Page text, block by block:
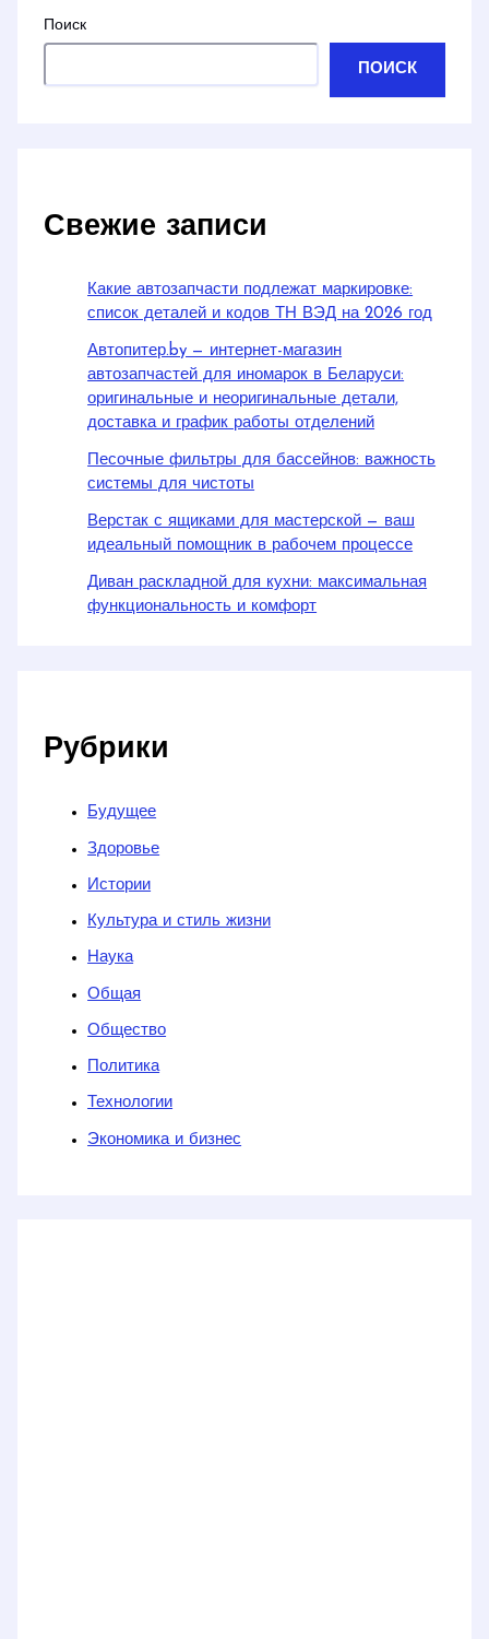
Поиск
ПОИСК
Свежие записи
Какие автозапчасти подлежат маркировке:
список деталей и кодов ТН ВЭД на 2026 год
Автопитер.by — интернет-магазин
автозапчастей для иномарок в Беларуси:
оригинальные и неоригинальные детали,
доставка и график работы отделений
Песочные фильтры для бассейнов: важность
системы для чистоты
Верстак с ящиками для мастерской — ваш
идеальный помощник в рабочем процессе
Диван раскладной для кухни: максимальная
функциональность и комфорт
Рубрики
Будущее
Здоровье
Истории
Культура и стиль жизни
Наука
Общая
Общество
Политика
Технологии
Экономика и бизнес